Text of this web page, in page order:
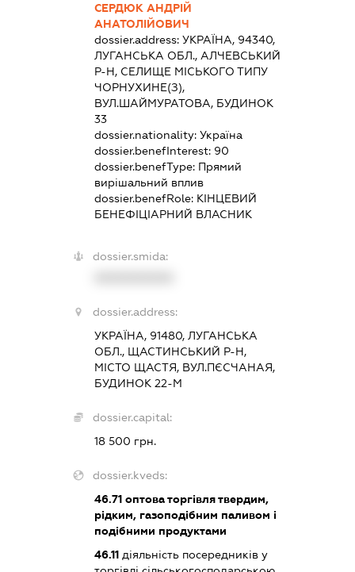
СЕРДЮК АНДРІЙ
АНАТОЛІЙОВИЧ
dossier.address: УКРАЇНА, 94340,
ЛУГАНСЬКА ОБЛ., АЛЧЕВСЬКИЙ
Р-Н, СЕЛИЩЕ МІСЬКОГО ТИПУ
ЧОРНУХИНЕ(З),
ВУЛ.ШАЙМУРАТОВА, БУДИНОК
33
dossier.nationality: Україна
dossier.benefInterest: 90
dossier.benefType: Прямий
вирішальний вплив
dossier.benefRole: КІНЦЕВИЙ
БЕНЕФІЦІАРНИЙ ВЛАСНИК
dossier.smida:
dossier.address:
УКРАЇНА, 91480, ЛУГАНСЬКА
ОБЛ., ЩАСТИНСЬКИЙ Р-Н,
МІСТО ЩАСТЯ, ВУЛ.ПЄСЧАНАЯ,
БУДИНОК 22-М
dossier.capital:
18 500 грн.
dossier.kveds:
46.71оптова торгівля твердим,
рідким, газоподібним паливом і
подібними продуктами
46.11діяльність посередників у